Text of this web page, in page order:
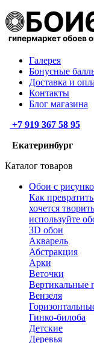
Галерея
Бонусные
Доставка и
Контакты
Блог магазина
+7 919 367 58 95
Екатеринбург
Каталог товаров
Обои с
Как
хочется
используйте
3D обои
Акварель
Абстракция
Арки
Веточки
Вертикальные
Вензеля
Гинко-билоба
Детские
Деревья